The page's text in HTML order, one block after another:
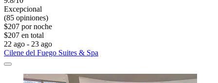
Excepcional
(85 opiniones)
$207 por noche
$207 en total
22 ago - 23 ago
Cilene del Fuego Suites & Spa